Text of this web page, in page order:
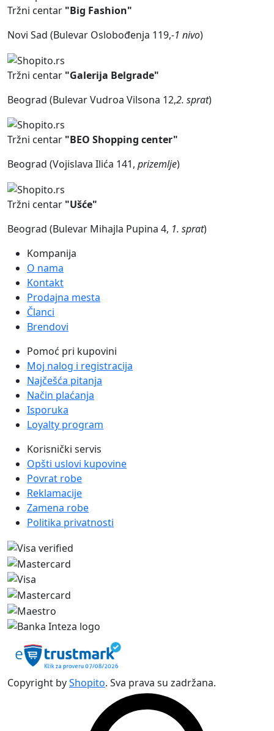
Tržni centar "Big Fashion"
Novi Sad (Bulevar Oslobođenja 119,-1 nivo)
Tržni centar "Galerija Belgrade"
Beograd (Bulevar Vudroa Vilsona 12,2. sprat)
Tržni centar "BEO Shopping center"
Beograd (Vojislava Ilića 141, prizemlje)
Tržni centar "Ušće"
Beograd (Bulevar Mihajla Pupina 4, 1. sprat)
Kompanija
O nama
Kontakt
Prodajna mesta
Članci
Brendovi
Pomoć pri kupovini
Moj nalog i registracija
Najčešća pitanja
Način plaćanja
Isporuka
Loyalty program
Korisnički servis
Opšti uslovi kupovine
Povrat robe
Reklamacije
Zamena robe
Politika privatnosti
Copyright byShopito. Sva prava su zadržana.